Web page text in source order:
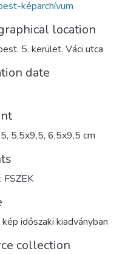
képarchívum
location
5. kerület. Váci utca
date
5,5x9,5, 6,5x9,5 cm
FSZEK
időszaki kiadványban
collection